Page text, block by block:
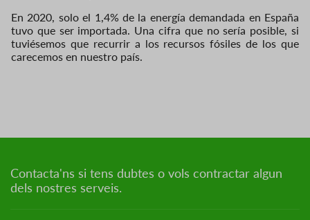
En 2020, solo el 1,4% de la energía demandada en España
tuvo que ser importada. Una cifra que no sería posible, si
tuviésemos que recurrir a los recursos fósiles de los que
carecemos en nuestro país.
Contacta'ns si tens dubtes o vols contractar algun
dels nostres serveis.